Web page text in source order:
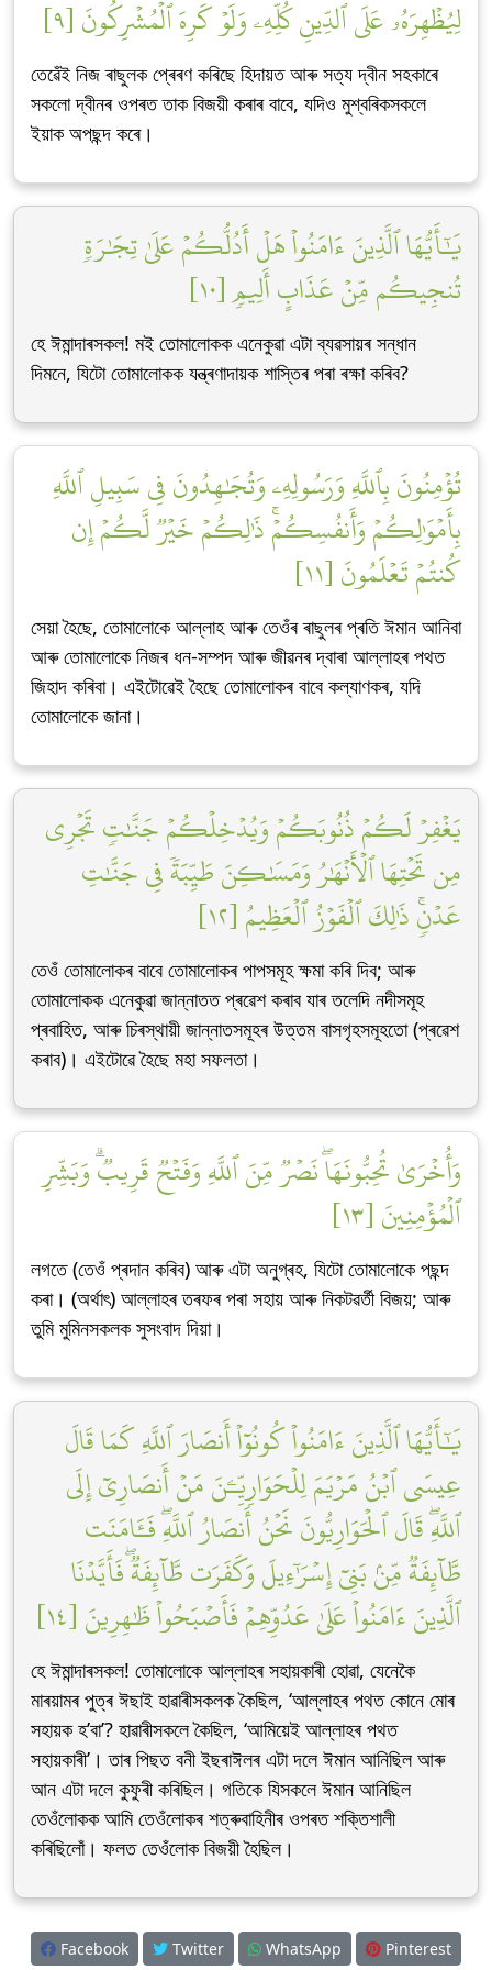
لِيُظۡهِرَهُۥ عَلَى ٱلدِّينِ كُلِّهِۦ وَلَوۡ كَرِهَ ٱلۡمُشۡرِكُونَ [٩]
তেৱেঁই নিজ ৰাছুলক প্ৰেৰণ কৰিছে হিদায়ত আৰু সত্য দ্বীন সহকাৰে
সকলো দ্বীনৰ ওপৰত তাক বিজয়ী কৰাৰ বাবে, যদিও মুশ্বৰিকসকলে
ইয়াক অপছন্দ কৰে।
يَٰٓأَيُّهَا ٱلَّذِينَ ءَامَنُواْ هَلۡ أَدُلُّكُمۡ عَلَىٰ تِجَٰرَةٖ
تُنجِيكُم مِّنۡ عَذَابٍ أَلِيمٖ [١٠]
হে ঈমান্দাৰসকল! মই তোমালোকক এনেকুৱা এটা ব্যৱসায়ৰ সন্ধান
দিমনে, যিটো তোমালোকক যন্ত্ৰণাদায়ক শাস্তিৰ পৰা ৰক্ষা কৰিব?
تُؤۡمِنُونَ بِٱللَّهِ وَرَسُولِهِۦ وَتُجَٰهِدُونَ فِي سَبِيلِ ٱللَّهِ
بِأَمۡوَٰلِكُمۡ وَأَنفُسِكُمۡۚ ذَٰلِكُمۡ خَيۡرٞ لَّكُمۡ إِن
كُنتُمۡ تَعۡلَمُونَ [١١]
সেয়া হৈছে, তোমালোকে আল্লাহ আৰু তেওঁৰ ৰাছুলৰ প্ৰতি ঈমান আনিবা
আৰু তোমালোকে নিজৰ ধন-সম্পদ আৰু জীৱনৰ দ্বাৰা আল্লাহৰ পথত
জিহাদ কৰিবা। এইটোৱেই হৈছে তোমালোকৰ বাবে কল্যাণকৰ, যদি
তোমালোকে জানা।
يَغۡفِرۡ لَكُمۡ ذُنُوبَكُمۡ وَيُدۡخِلۡكُمۡ جَنَّٰتٖ تَجۡرِي
مِن تَحۡتِهَا ٱلۡأَنۡهَٰرُ وَمَسَٰكِنَ طَيِّبَةٗ فِي جَنَّٰتِ
عَدۡنٖۚ ذَٰلِكَ ٱلۡفَوۡزُ ٱلۡعَظِيمُ [١٢]
তেওঁ তোমালোকৰ বাবে তোমালোকৰ পাপসমূহ ক্ষমা কৰি দিব; আৰু
তোমালোকক এনেকুৱা জান্নাতত প্ৰৱেশ কৰাব যাৰ তলেদি নদীসমূহ
প্ৰবাহিত, আৰু চিৰস্থায়ী জান্নাতসমূহৰ উত্তম বাসগৃহসমূহতো (প্ৰৱেশ
কৰাব)। এইটোৱে হৈছে মহা সফলতা।
وَأُخۡرَىٰ تُحِبُّونَهَاۖ نَصۡرٞ مِّنَ ٱللَّهِ وَفَتۡحٞ قَرِيبٞۗ وَبَشِّرِ
ٱلۡمُؤۡمِنِينَ [١٣]
লগতে (তেওঁ প্ৰদান কৰিব) আৰু এটা অনুগ্ৰহ, যিটো তোমালোকে পছন্দ
কৰা। (অৰ্থাৎ) আল্লাহৰ তৰফৰ পৰা সহায় আৰু নিকটৱৰ্তী বিজয়; আৰু
তুমি মুমিনসকলক সুসংবাদ দিয়া।
يَٰٓأَيُّهَا ٱلَّذِينَ ءَامَنُواْ كُونُوٓاْ أَنصَارَ ٱللَّهِ كَمَا قَالَ
عِيسَى ٱبۡنُ مَرۡيَمَ لِلۡحَوَارِيِّـۧنَ مَنۡ أَنصَارِيٓ إِلَى
ٱللَّهِۖ قَالَ ٱلۡحَوَارِيُّونَ نَحۡنُ أَنصَارُ ٱللَّهِۖ فَـَٔامَنَت
طَّآئِفَةٞ مِّنۢ بَنِيٓ إِسۡرَٰٓءِيلَ وَكَفَرَت طَّآئِفَةٞۖ فَأَيَّدۡنَا
ٱلَّذِينَ ءَامَنُواْ عَلَىٰ عَدُوِّهِمۡ فَأَصۡبَحُواْ ظَٰهِرِينَ [١٤]
হে ঈমান্দাৰসকল! তোমালোকে আল্লাহৰ সহায়কাৰী হোৱা, যেনেকৈ
মাৰয়ামৰ পুত্ৰ ঈছাই হাৱাৰীসকলক কৈছিল, ‘আল্লাহৰ পথত কোনে মোৰ
সহায়ক হ’বা’? হাৱাৰীসকলে কৈছিল, ‘আমিয়েই আল্লাহৰ পথত
সহায়কাৰী’। তাৰ পিছত বনী ইছৰাঈলৰ এটা দলে ঈমান আনিছিল আৰু
আন এটা দলে কুফুৰী কৰিছিল। গতিকে যিসকলে ঈমান আনিছিল
তেওঁলোকক আমি তেওঁলোকৰ শত্ৰুবাহিনীৰ ওপৰত শক্তিশালী
কৰিছিলোঁ। ফলত তেওঁলোক বিজয়ী হৈছিল।
Facebook Twitter WhatsApp
Pinterest